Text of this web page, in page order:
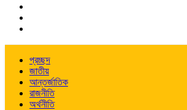
প্রচ্ছদ
জাতীয়
আন্তর্জাতিক
রাজনীতি
অর্থনীতি